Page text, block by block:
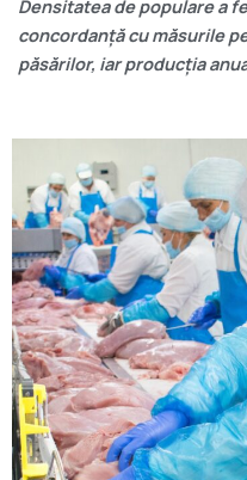
Densitatea de populare a
concordanță cu măsurile
păsărilor, iar producția